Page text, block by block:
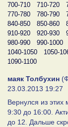
700-710
710-720
770-780
780-790
840-850
850-860
910-920
920-930
980-990
990-1000
1040-1050
1050-
1090-1100
маяк Толбухин
23.03.2013 19:27
Вернулся из этих
9:30 до 16:00.
до 12. Дальше